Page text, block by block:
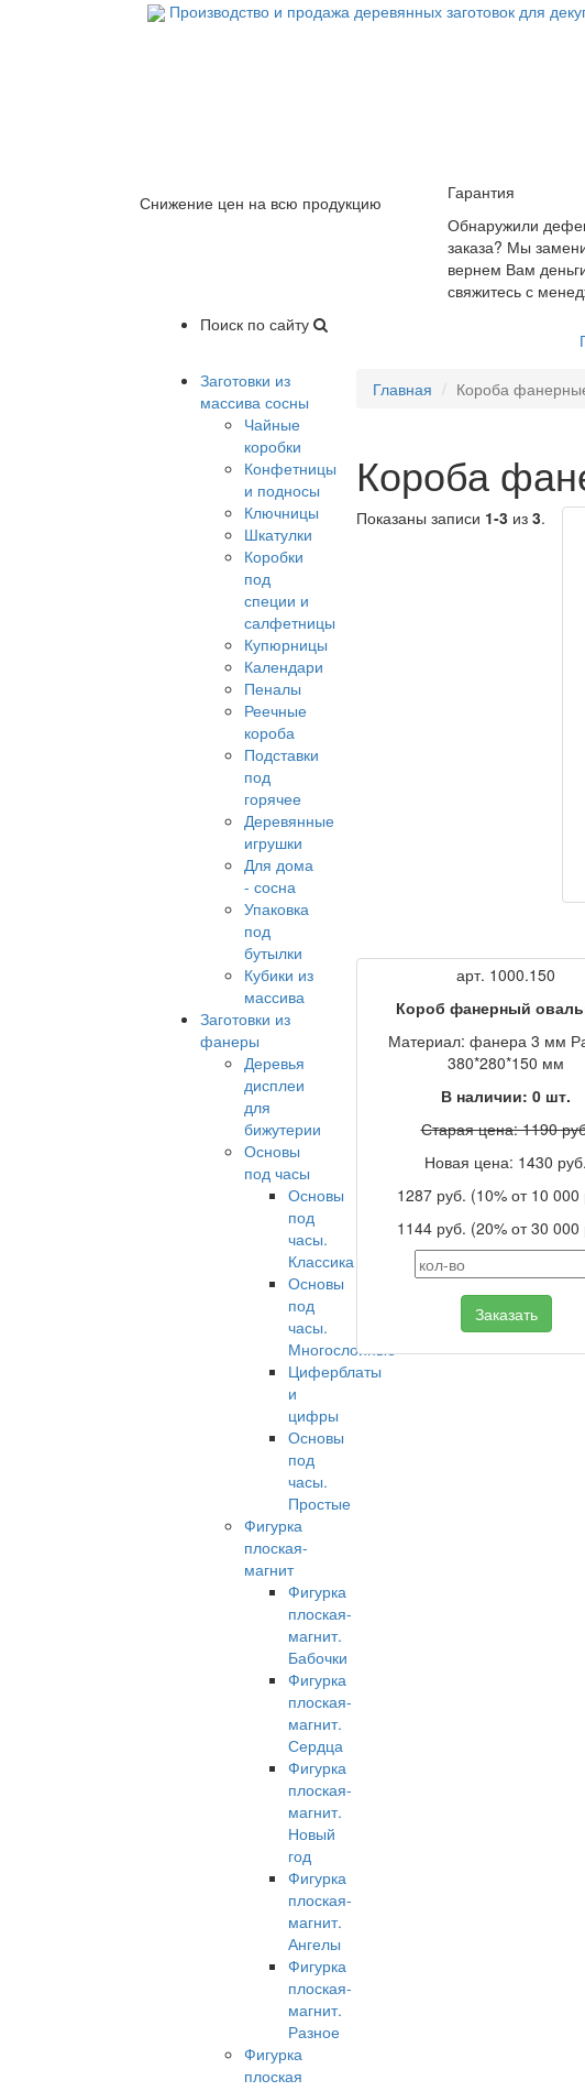
Производство и продажа деревянных заготовок для
Снижение цен на всю продукцию
Гарантия
Обнаружили
заказа? Мы
вернем Вам
свяжитесь с
Поиск по сайту
Заготовки из
массива сосны
Чайные
коробки
Конфетницы
и подносы
Ключницы
Шкатулки
Коробки
под
специи и
салфетницы
Купюрницы
Календари
Пеналы
Реечные
короба
Подставки
под
горячее
Деревянные
игрушки
Для дома
- сосна
Упаковка
под
бутылки
Кубики из
массива
Заготовки из
фанеры
Деревья
дисплеи
для
бижутерии
Основы
под часы
Основы
под
часы.
Классика
Основы
под
часы.
Многослойные
Циферблаты
и
цифры
Основы
под
часы.
Простые
Фигурка
плоская-
магнит
Фигурка
плоская-
магнит.
Бабочки
Фигурка
плоская-
магнит.
Сердца
Фигурка
плоская-
магнит.
Новый
год
Фигурка
плоская-
магнит.
Ангелы
Фигурка
плоская-
магнит.
Разное
Фигурка
плоская
Главная Короба
Короба
Показаны записи 1-3из 3.
арт. 1000.150
Короб фанерный
Материал: фанера 3 мм
380*280*150 мм
В наличии:0 шт.
Старая цена: 1190
Новая цена: 1430 руб.
1287 руб. (10% от 10 000
1144 руб. (20% от 30 000
Заказать